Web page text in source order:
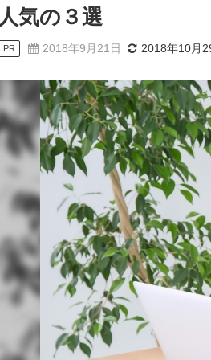
人気の３選
PR 2018年9月21日 2018年10月